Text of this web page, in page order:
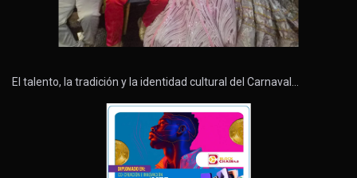
El talento, la tradición y la identidad cultural del Carnaval…